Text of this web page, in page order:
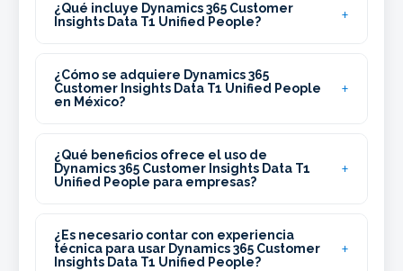
¿Qué incluye Dynamics 365 Customer
Insights Data T1 Unified People?
¿Cómo se adquiere Dynamics 365
Customer Insights Data T1 Unified People
en México?
¿Qué beneficios ofrece el uso de
Dynamics 365 Customer Insights Data T1
Unified People para empresas?
¿Es necesario contar con experiencia
técnica para usar Dynamics 365 Customer
Insights Data T1 Unified People?